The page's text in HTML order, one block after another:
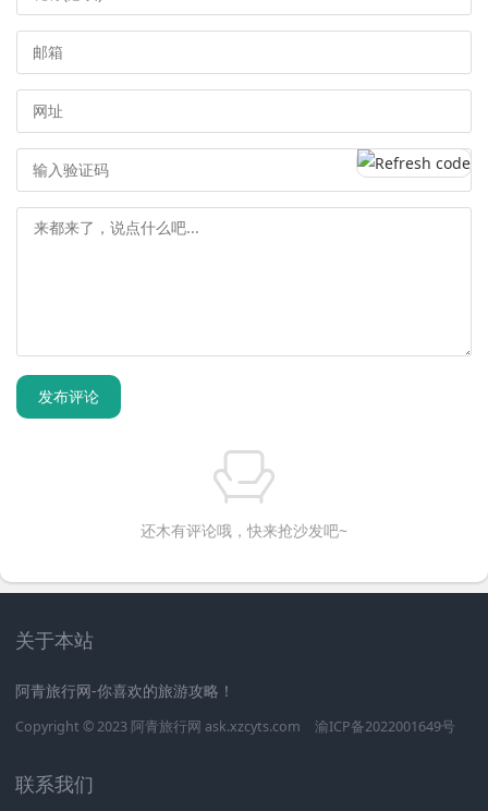
发布评论
还木有评论哦，快来抢沙发吧~
关于本站
阿青旅行网-你喜欢的旅游攻略！
Copyright © 2023 阿青旅行网 ask.xzcyts.com 渝ICP备2022001649号
联系我们